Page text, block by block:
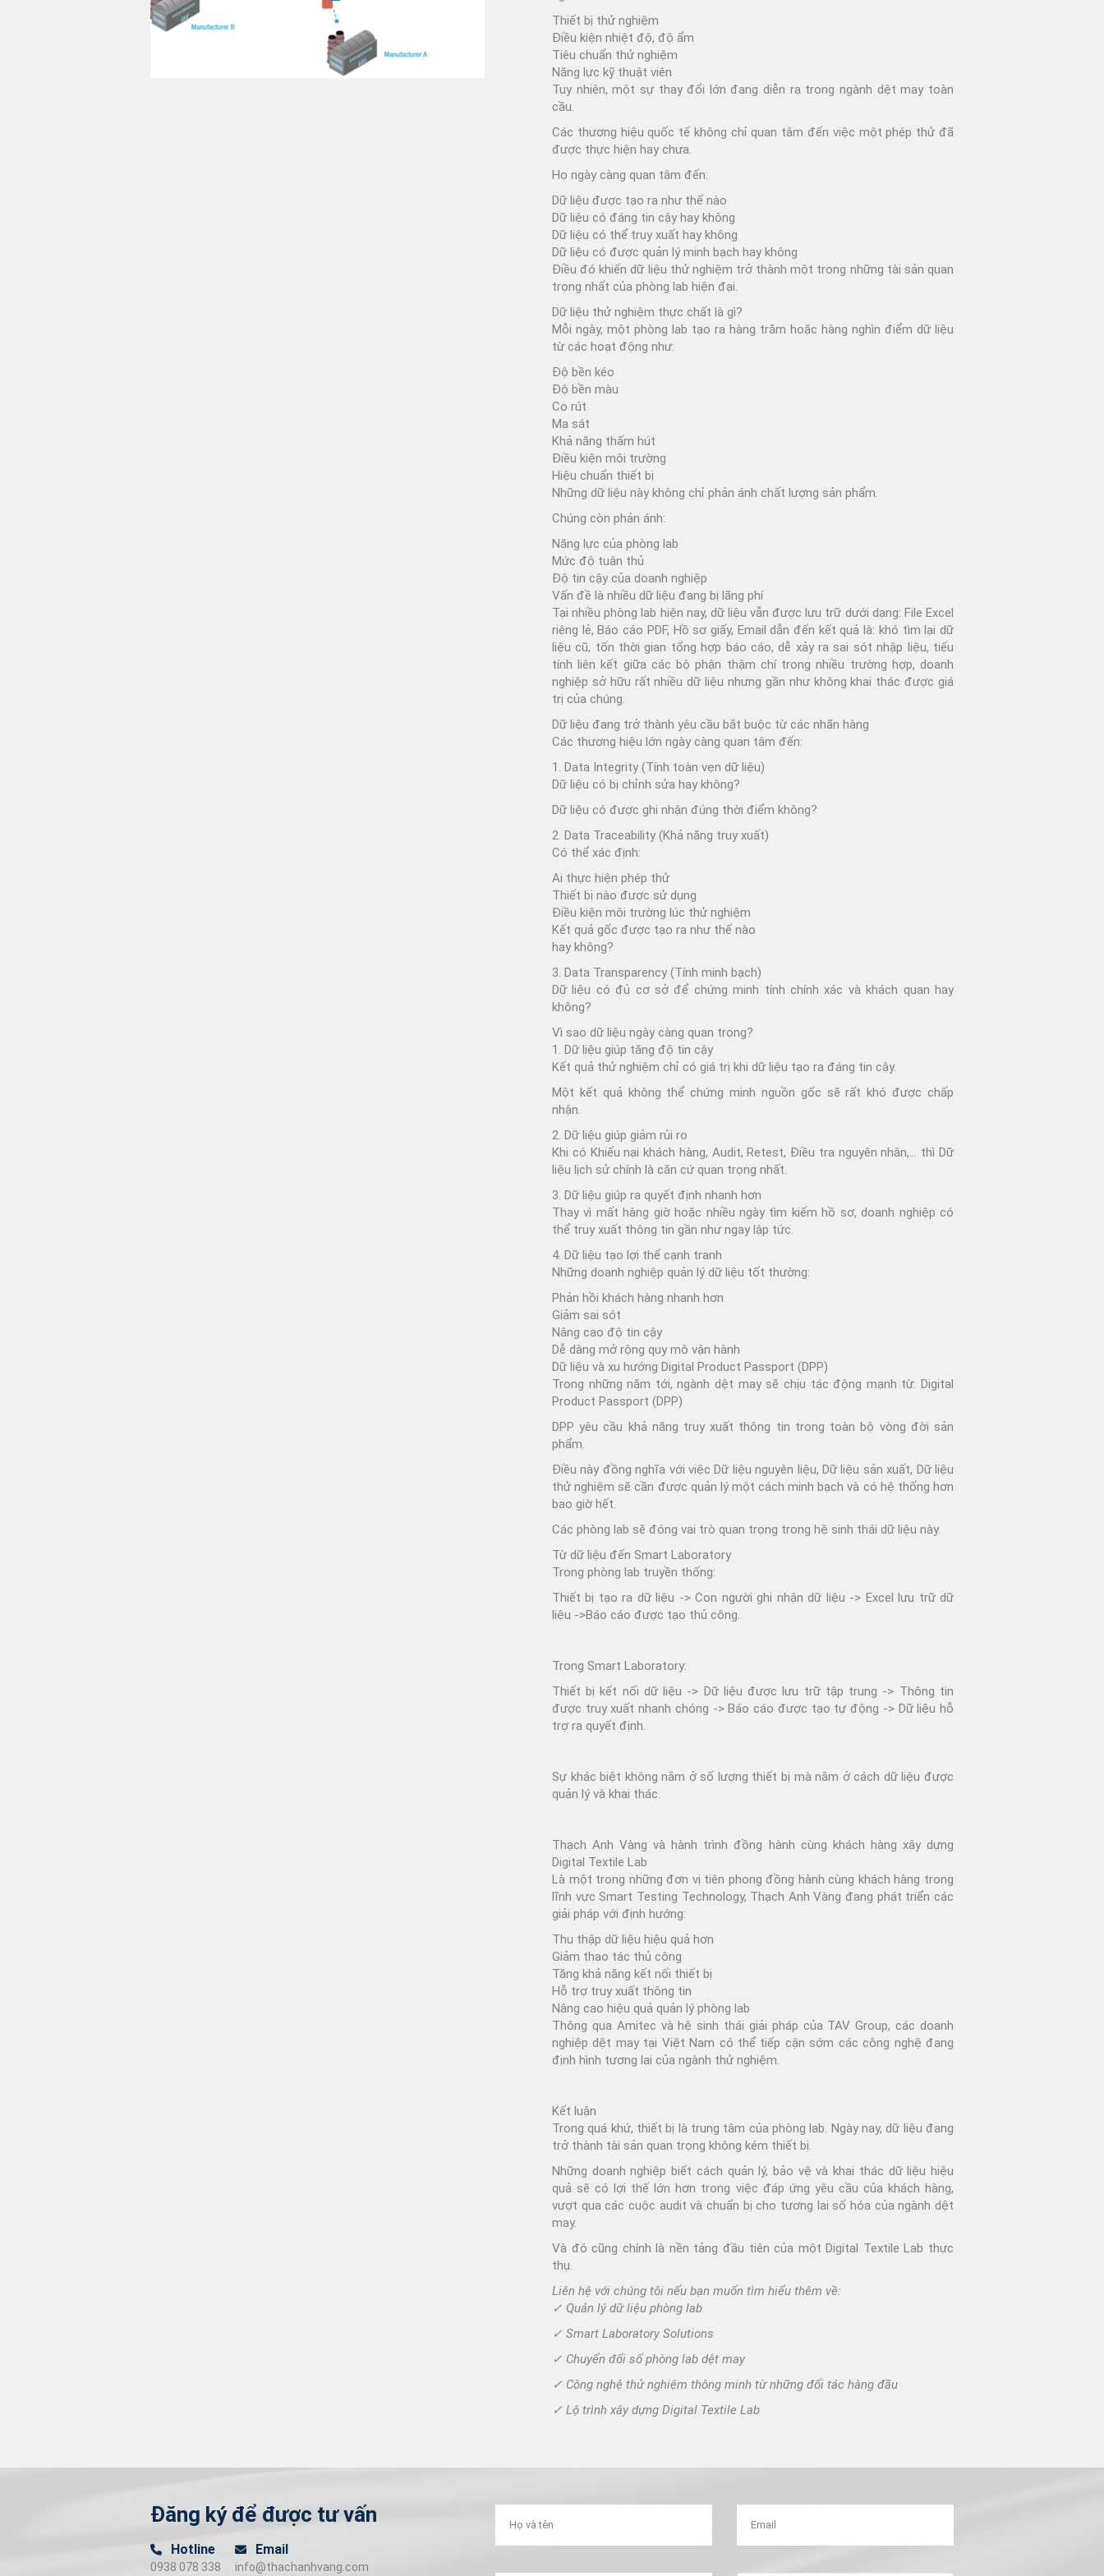
Bộ thử độ rụng sợi Under
Armour
Quản lý màu sắc
Đánh giá trực quan
Thiết bị thử nghiệm
Điều kiện nhiệt độ, độ ẩm
Tiêu chuẩn thử nghiệm
Năng lực kỹ thuật viên
Tuy nhiên, một sự thay đổi lớn đang diễn ra trong ngành dệt may toàn
cầu.
Các thương hiệu quốc tế không chỉ quan tâm đến việc một phép thử đã
được thực hiện hay chưa.
Họ ngày càng quan tâm đến:
Dữ liệu được tạo ra như thế nào
Dữ liệu có đáng tin cậy hay không
Dữ liệu có thể truy xuất hay không
Dữ liệu có được quản lý minh bạch hay không
Điều đó khiến dữ liệu thử nghiệm trở thành một trong những tài sản quan
trọng nhất của phòng lab hiện đại.
Dữ liệu thử nghiệm thực chất là gì?
Mỗi ngày, một phòng lab tạo ra hàng trăm hoặc hàng nghìn điểm dữ liệu
từ các hoạt động như:
Độ bền kéo
Độ bền màu
Co rút
Ma sát
Khả năng thấm hút
Điều kiện môi trường
Hiệu chuẩn thiết bị
Những dữ liệu này không chỉ phản ánh chất lượng sản phẩm.
Chúng còn phản ánh:
Năng lực của phòng lab
Mức độ tuân thủ
Độ tin cậy của doanh nghiệp
Vấn đề là nhiều dữ liệu đang bị lãng phí
Tại nhiều phòng lab hiện nay, dữ liệu vẫn được lưu trữ dưới dạng: File Excel
riêng lẻ, Báo cáo PDF, Hồ sơ giấy, Email dẫn đến kết quả là: khó tìm lại dữ
liệu cũ, tốn thời gian tổng hợp báo cáo, dễ xảy ra sai sót nhập liệu, tiếu
tính liên kết giữa các bộ phận thậm chí trong nhiều trường hợp, doanh
nghiệp sở hữu rất nhiều dữ liệu nhưng gần như không khai thác được giá
trị của chúng.
Dữ liệu đang trở thành yêu cầu bắt buộc từ các nhãn hàng
Các thương hiệu lớn ngày càng quan tâm đến:
1. Data Integrity (Tính toàn vẹn dữ liệu)
Dữ liệu có bị chỉnh sửa hay không?
Dữ liệu có được ghi nhận đúng thời điểm không?
2. Data Traceability (Khả năng truy xuất)
Có thể xác định:
Ai thực hiện phép thử
Thiết bị nào được sử dụng
Điều kiện môi trường lúc thử nghiệm
Kết quả gốc được tạo ra như thế nào
hay không?
3. Data Transparency (Tính minh bạch)
Dữ liệu có đủ cơ sở để chứng minh tính chính xác và khách quan hay
không?
Vì sao dữ liệu ngày càng quan trọng?
1. Dữ liệu giúp tăng độ tin cậy
Kết quả thử nghiệm chỉ có giá trị khi dữ liệu tạo ra đáng tin cậy.
Một kết quả không thể chứng minh nguồn gốc sẽ rất khó được chấp
nhận.
2. Dữ liệu giúp giảm rủi ro
Khi có Khiếu nại khách hàng, Audit, Retest, Điều tra nguyên nhân,… thì Dữ
liệu lịch sử chính là căn cứ quan trọng nhất.
3. Dữ liệu giúp ra quyết định nhanh hơn
Thay vì mất hàng giờ hoặc nhiều ngày tìm kiếm hồ sơ, doanh nghiệp có
thể truy xuất thông tin gần như ngay lập tức.
4. Dữ liệu tạo lợi thế cạnh tranh
Những doanh nghiệp quản lý dữ liệu tốt thường:
Phản hồi khách hàng nhanh hơn
Giảm sai sót
Nâng cao độ tin cậy
Dễ dàng mở rộng quy mô vận hành
Dữ liệu và xu hướng Digital Product Passport (DPP)
Trong những năm tới, ngành dệt may sẽ chịu tác động mạnh từ: Digital
Product Passport (DPP)
DPP yêu cầu khả năng truy xuất thông tin trong toàn bộ vòng đời sản
phẩm.
Điều này đồng nghĩa với việc Dữ liệu nguyên liệu, Dữ liệu sản xuất, Dữ liệu
thử nghiệm sẽ cần được quản lý một cách minh bạch và có hệ thống hơn
bao giờ hết.
Các phòng lab sẽ đóng vai trò quan trọng trong hệ sinh thái dữ liệu này.
Từ dữ liệu đến Smart Laboratory
Trong phòng lab truyền thống:
Thiết bị tạo ra dữ liệu -> Con người ghi nhận dữ liệu -> Excel lưu trữ dữ
liệu ->Báo cáo được tạo thủ công.
Trong Smart Laboratory:
Thiết bị kết nối dữ liệu -> Dữ liệu được lưu trữ tập trung -> Thông tin
được truy xuất nhanh chóng -> Báo cáo được tạo tự động -> Dữ liệu hỗ
trợ ra quyết định.
Sự khác biệt không nằm ở số lượng thiết bị mà nằm ở cách dữ liệu được
quản lý và khai thác.
Thạch Anh Vàng và hành trình đồng hành cùng khách hàng xây dựng
Digital Textile Lab
Là một trong những đơn vị tiên phong đồng hành cùng khách hàng trong
lĩnh vực Smart Testing Technology, Thạch Anh Vàng đang phát triển các
giải pháp với định hướng:
Thu thập dữ liệu hiệu quả hơn
Giảm thao tác thủ công
Tăng khả năng kết nối thiết bị
Hỗ trợ truy xuất thông tin
Nâng cao hiệu quả quản lý phòng lab
Thông qua Amitec và hệ sinh thái giải pháp của TAV Group, các doanh
nghiệp dệt may tại Việt Nam có thể tiếp cận sớm các công nghệ đang
định hình tương lai của ngành thử nghiệm.
Kết luận
Trong quá khứ, thiết bị là trung tâm của phòng lab. Ngày nay, dữ liệu đang
trở thành tài sản quan trọng không kém thiết bị.
Những doanh nghiệp biết cách quản lý, bảo vệ và khai thác dữ liệu hiệu
quả sẽ có lợi thế lớn hơn trong việc đáp ứng yêu cầu của khách hàng,
vượt qua các cuộc audit và chuẩn bị cho tương lai số hóa của ngành dệt
may.
Và đó cũng chính là nền tảng đầu tiên của mộtDigital Textile Lab thực
thụ.
Liên hệ với chúng tôi nếu bạn muốn tìm hiểu thêm về:
✓ Quản lý dữ liệu phòng lab
✓ Smart Laboratory Solutions
✓ Chuyển đổi số phòng lab dệt may
✓ Công nghệ thử nghiệm thông minh từ những đối tác hàng đầu
✓ Lộ trình xây dựng Digital Textile Lab
Đăng ký để được tư vấn
Hotline
0938 078 338
Email
info@thachanhvang.com